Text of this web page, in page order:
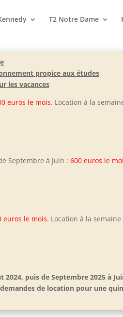
T2 Notre Dame
propice aux études
les vacances
euros le mois. Location à la
Septembre à Juin :600 euros le
euros le mois. Location à la
puis de Septembre 2025 à
de location pour une